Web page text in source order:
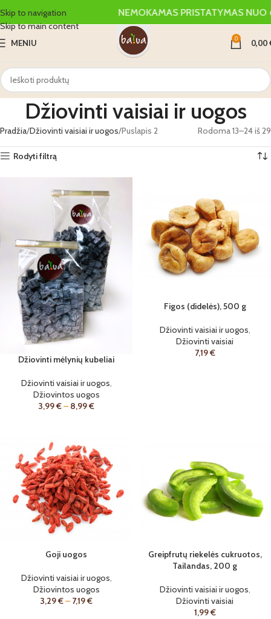
Skip to navigation
Skip to main content
NEMOKAMAS PRISTATYMAS NUO
MENIU 0 0,00
Džiovinti vaisiai ir uogos
Pradžia Džiovinti vaisiai ir uogos Puslapis 2 Rodoma 13–24 iš 29
Rodyti filtrą
Džiovinti mėlynių kubeliai
Džiovinti vaisiai ir uogos,
Džiovintos uogos
3,99€– 8,99€
Figos (didelės), 500 g
Džiovinti vaisiai ir uogos,
Džiovinti vaisiai
7,19€
Goji uogos
Džiovinti vaisiai ir uogos,
Džiovintos uogos
3,29€– 7,19€
Greipfrutų riekelės cukruotos,
Tailandas, 200 g
Džiovinti vaisiai ir uogos,
Džiovinti vaisiai
1,99€